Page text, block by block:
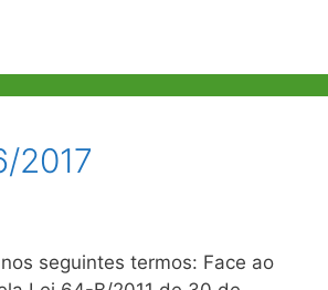
2017
seguintes termos: Face ao